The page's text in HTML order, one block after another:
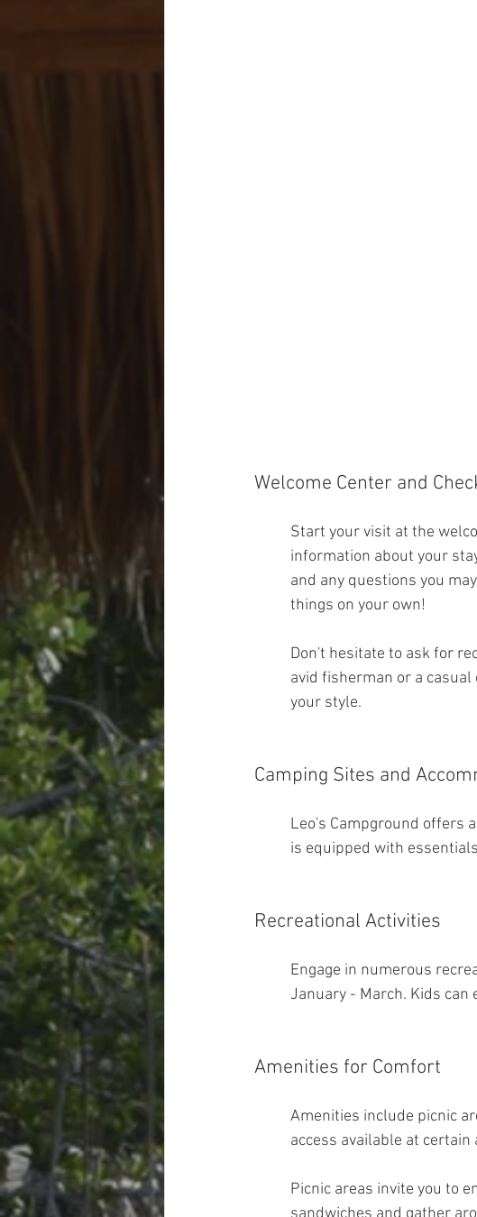
Welcome Center and
Start your visit at the
information about your
and any questions you
things on your own!
Don't hesitate to ask for
avid fisherman or a
your style.
Camping Sites and
Leo's Campground offers
is equipped with
Recreational Activities
Engage in numerous
January - March. Kids can
Amenities for Comfort
Amenities include picnic
access available at
Picnic areas invite you to